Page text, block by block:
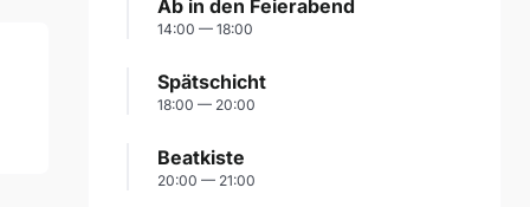
Ab in den Feierabend
14:00 — 18:00
Spätschicht
18:00 — 20:00
Beatkiste
20:00 — 21:00